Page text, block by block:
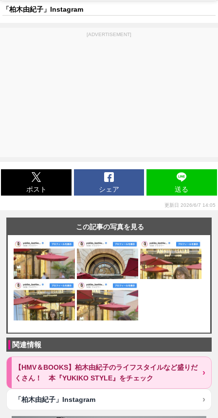
「柏木由紀子」Instagram
[ADVERTISEMENT]
ポスト シェア 送る
更新日 2026/6/7 14:05
この記事の写真を見る
関連情報
【HMV＆BOOKS】柏木由紀子のライフスタイルなど盛りだ
くさん！ 本『YUKIKO STYLE』をチェック
「柏木由紀子」Instagram